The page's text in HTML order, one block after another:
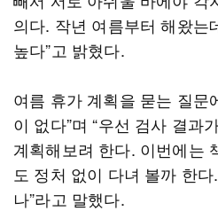
의다. 작년 여름부터 해왔는
높다”고 밝혔다.
여름 휴가 계획을 묻는 질문
이 없다”며 “우선 검사 결과
계획해보려 한다. 이번에는
도 정처 없이 다녀 볼까 한
나”라고 말했다.